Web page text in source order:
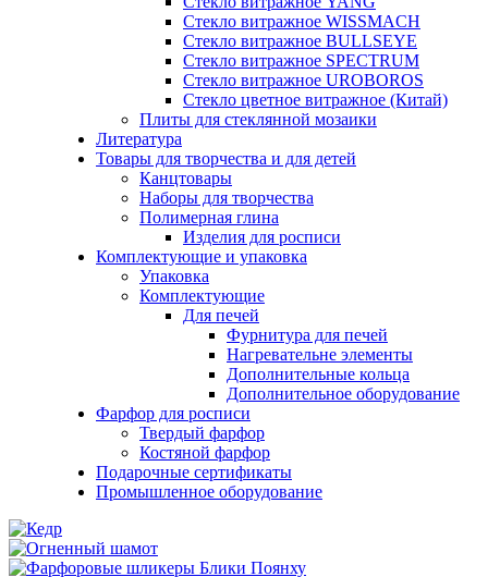
Стекло витражное WISSMACH
Стекло витражное BULLSEYE
Стекло витражное SPECTRUM
Стекло витражное UROBOROS
Стекло цветное витражное (Китай)
Плиты для стеклянной мозаики
Литература
Товары для творчества и для детей
Канцтовары
Наборы для творчества
Полимерная глина
Изделия для росписи
Комплектующие и упаковка
Упаковка
Комплектующие
Для печей
Фурнитура для печей
Нагревательне элементы
Дополнительные кольца
Дополнительное оборудование
Фарфор для росписи
Твердый фарфор
Костяной фарфор
Подарочные сертификаты
Промышленное оборудование